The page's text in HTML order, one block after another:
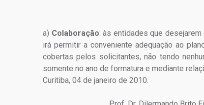
a) Colaboração: às entidades que desejarem
irá permitir a conveniente adequação ao
cobertas pelos solicitantes, não tendo
somente no ano de formatura e mediante
Curitiba, 04 de janeiro de 2010.